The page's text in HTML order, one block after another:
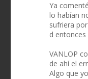
Ya
lo habían
sufriera
d entonces
VANLOP
de ahí el
Algo que